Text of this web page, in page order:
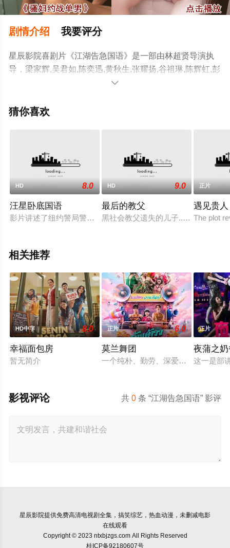
剧情介绍 我要评分
星辰影院喜剧片《江湖告急国语》是一部由林超贤导演执
导，梁家辉,吴君如,陈奕迅,黄秋生,张耀扬,谷祖琳,陈辉虹,彭
敬慈,罗兰,曾志伟等演员精彩演绎的中国香港电影，大结局
电影大全就上星辰影视，更多相关信息可移步至豆瓣电

猜你喜欢
HD 8.0
汪星卧底国语
影片讲述了纽约警局警犬麦克斯（卢达克里斯 Ludacris 配音）
HD 9.0
最后的教父
黑社会教父遗失的儿子...是"英九"！？
正片
遇见贵人
The plot
相关推荐
HD中字 8.0
幸福面包房
暂无简介
正片 6.0
莫兰舞团
一个纯朴、勤劳、深爱家人的年轻人
正片
夜蒲之
这一是部
共0 条 “江湖告急国语” 影评
影视评论
星辰影院提供免费高清电视剧全集，搞笑综艺，热血动漫，未删减电影
在线观看
Copyright © 2023 ntxbjzgs.com All Rights Reserved
桂ICP备92180607号